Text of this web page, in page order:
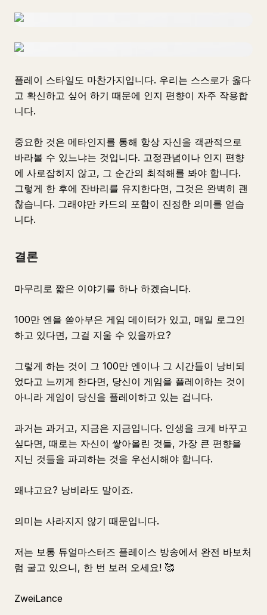
플레이 스타일도 마찬가지입니다. 우리는 스스로가 옳다
고 확신하고 싶어 하기 때문에 인지 편향이 자주 작용합
니다.
중요한 것은 메타인지를 통해 항상 자신을 객관적으로
바라볼 수 있느냐는 것입니다. 고정관념이나 인지 편향
에 사로잡히지 않고, 그 순간의 최적해를 봐야 합니다.
그렇게 한 후에 잔바리를 유지한다면, 그것은 완벽히 괜
찮습니다. 그래야만 카드의 포함이 진정한 의미를 얻습
니다.
결론
마무리로 짧은 이야기를 하나 하겠습니다.
100만 엔을 쏟아부은 게임 데이터가 있고, 매일 로그인
하고 있다면, 그걸 지울 수 있을까요?
그렇게 하는 것이 그 100만 엔이나 그 시간들이 낭비되
었다고 느끼게 한다면, 당신이 게임을 플레이하는 것이
아니라 게임이 당신을 플레이하고 있는 겁니다.
과거는 과거고, 지금은 지금입니다. 인생을 크게 바꾸고
싶다면, 때로는 자신이 쌓아올린 것들, 가장 큰 편향을
지닌 것들을 파괴하는 것을 우선시해야 합니다.
왜냐고요? 낭비라도 말이죠.
의미는 사라지지 않기 때문입니다.
저는 보통 듀얼마스터즈 플레이스 방송에서 완전 바보처
럼 굴고 있으니, 한 번 보러 오세요! 🥰
ZweiLance